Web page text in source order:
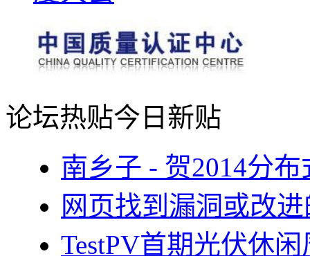
论坛热贴今日新贴
南乡子 - 贺2014分
网页找到漏洞或改
TestPV首期光伏休